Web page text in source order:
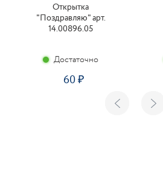
Открытка
"Поздравляю" арт.
14.00896.05
Достаточно
60